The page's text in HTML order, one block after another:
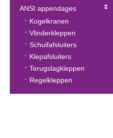
ANSI appendages
Kogelkranen
Vlinderkleppen
Schuifafsluiters
Klepafsluiters
Terugslagkleppen
Regelkleppen